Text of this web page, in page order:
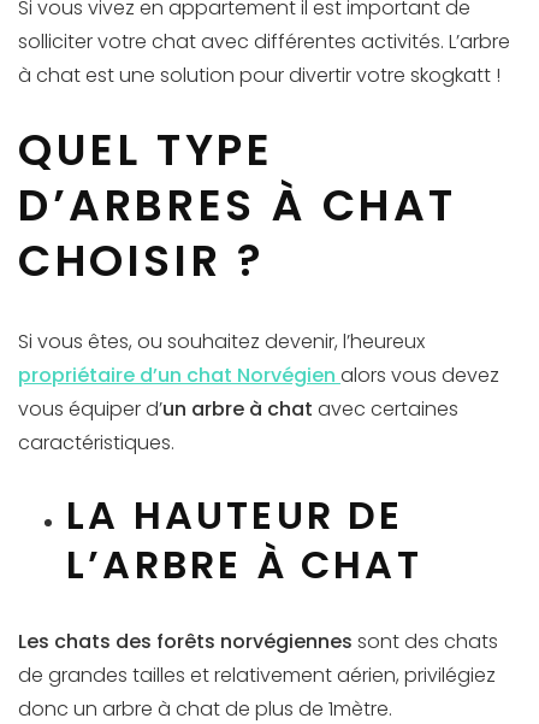
Si vous vivez en appartement il est important de
solliciter votre chat avec différentes activités. L’arbre
à chat est une solution pour divertir votre skogkatt !
QUEL TYPE
D’ARBRES À CHAT
CHOISIR ?
Si vous êtes, ou souhaitez devenir, l’heureux
propriétaire d’un chat Norvégien alors vous devez
vous équiper d’un arbre à chat avec certaines
caractéristiques.
LA HAUTEUR DE
L’ARBRE À CHAT
Les chats des forêts norvégiennes sont des chats
de grandes tailles et relativement aérien, privilégiez
donc un arbre à chat de plus de 1mètre.